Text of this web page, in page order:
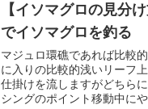
【イソマグロの見分
でイソマグロを釣る
マジュロ環礁であれば比較
に入りの比較的浅いリーフ
仕掛けを流しますがどちら
シングのポイント移動中に